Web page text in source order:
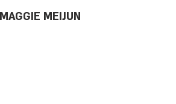
MAGGIE MEIJUN